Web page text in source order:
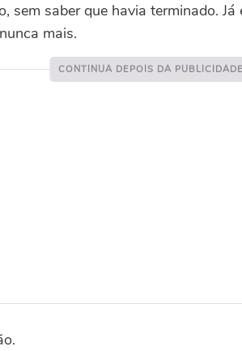
sem saber que havia terminado.
mais.